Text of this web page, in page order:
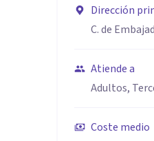
Dirección
C. de
Atiende a
Adultos,
Coste medio